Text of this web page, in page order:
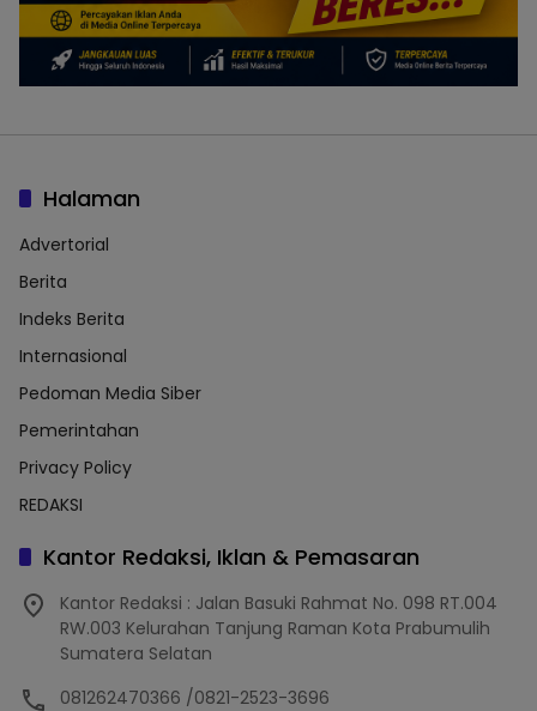
Halaman
Advertorial
Berita
Indeks Berita
Internasional
Pedoman Media Siber
Pemerintahan
Privacy Policy
REDAKSI
Kantor Redaksi, Iklan & Pemasaran
Kantor Redaksi : Jalan Basuki Rahmat No. 098 RT.004
RW.003 Kelurahan Tanjung Raman Kota Prabumulih
Sumatera Selatan
081262470366 /0821-2523-3696